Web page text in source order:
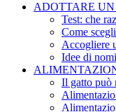
ADOTTARE
Test: che
Come
Accogliere
Idee di
Il gatto può